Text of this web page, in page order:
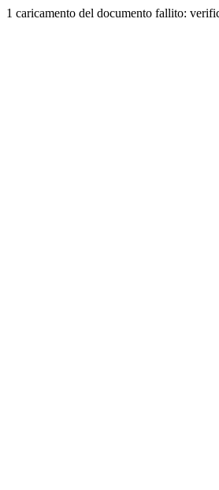
1 caricamento del documento fallito: